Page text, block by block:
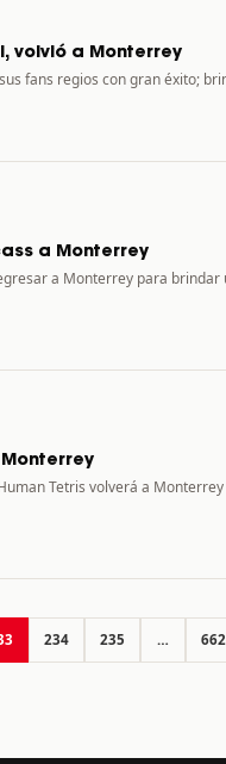
volvió a Monterrey
fans regios con gran éxito;
a Monterrey
a Monterrey para
Tetris volverá a
234 235 … 662